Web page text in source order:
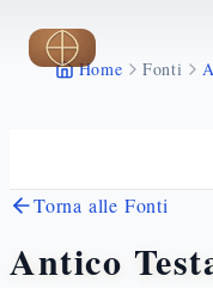
Vai al contenuto
Home Fonti
Torna alle Fonti
Antico